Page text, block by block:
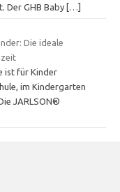
Der GHB Baby […]
Die ideale
ist für Kinder
im Kindergarten
JARLSON®